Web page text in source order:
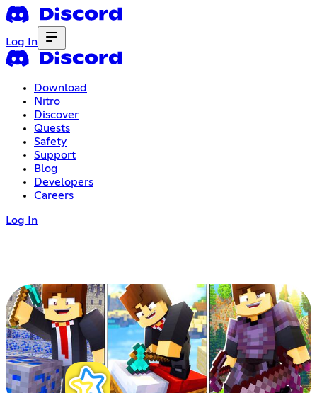
Log In
Download
Nitro
Discover
Quests
Safety
Support
Blog
Developers
Careers
Log In